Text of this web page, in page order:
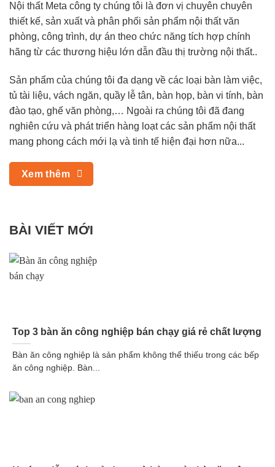
Nội thất Meta công ty chúng tôi là đơn vị chuyên chuyên
thiết kế, sản xuất và phân phối sản phẩm nội thất văn
phòng, công trình, dự án theo chức năng tích hợp chính
hãng từ các thương hiệu lớn dẫn đầu thị trường nội thất..
Sản phẩm của chúng tôi đa dạng về các loại bàn làm việc,
tủ tài liệu, vách ngăn, quầy lễ tân, bàn họp, bàn vi tính, bàn
đào tạo, ghế văn phòng,… Ngoài ra chúng tôi đã đang
nghiên cứu và phát triển hàng loạt các sản phẩm nội thất
mang phong cách mới lạ và tinh tế hiện đại hơn nữa...
Xem thêm
BÀI VIẾT MỚI
Top 3 bàn ăn công nghiệp bán chạy giá rẻ chất lượng
Bàn ăn công nghiệp là sản phẩm không thể thiếu trong các bếp
ăn công nghiệp. Bàn...